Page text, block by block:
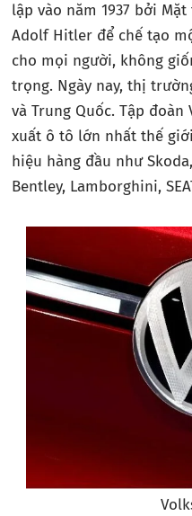
lập vào năm 1937 bởi
Adolf Hitler để chế tạo
cho mọi người, không
trọng. Ngày nay, thị
và Trung Quốc. Tập
xuất ô tô lớn nhất thế
hiệu hàng đầu như
Bentley, Lamborghini,